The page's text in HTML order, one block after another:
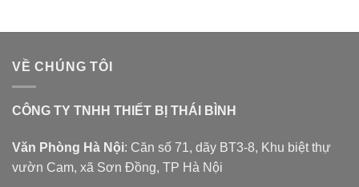
VỀ CHÚNG TÔI
CÔNG TY TNHH THIẾT BỊ THÁI BÌNH
Văn Phòng Hà Nội: Căn số 71, dãy BT3-8, Khu biệt thự
vườn Cam, xã Sơn Đồng, TP Hà Nội